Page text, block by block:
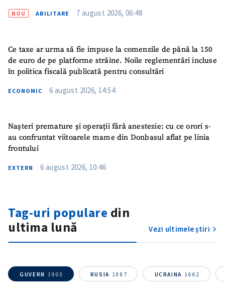
Trimite o informație
in English на русском
NOU ABILITARE 7 august 2026, 06:48
Ce taxe ar urma să fie impuse la comenzile de până la 150
de euro de pe platforme străine. Noile reglementări incluse
în politica fiscală publicată pentru consultări
ECONOMIC 6 august 2026, 14:54
Nașteri premature și operații fără anestezie: cu ce orori s-
au confruntat viitoarele mame din Donbasul aflat pe linia
frontului
EXTERN 6 august 2026, 10:46
Tag-uri populare din
ultima lună
Vezi ultimele știri
GUVERN 1903 RUSIA 1887 UCRAINA 1662